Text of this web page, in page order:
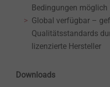
Bedingungen möglich
Global verfügbar –
Qualitätsstandards
lizenzierte Hersteller
Downloads